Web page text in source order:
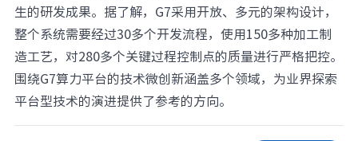
生的研发成果。据了解，G7采用开放、多元的架构设计，
整个系统需要经过30多个开发流程，使用150多种加工制
造工艺，对280多个关键过程控制点的质量进行严格把控。
围绕G7算力平台的技术微创新涵盖多个领域，为业界探索
平台型技术的演进提供了参考的方向。